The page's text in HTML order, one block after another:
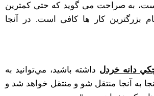
به صراحت می گوید که حتی کمترین
بزرگترین کار ها کافی است. در آنجا
دانه خردل داشته باشيد، مي‌توانيد به
به آنجا منتقل شو و منتقل خواهد شد و